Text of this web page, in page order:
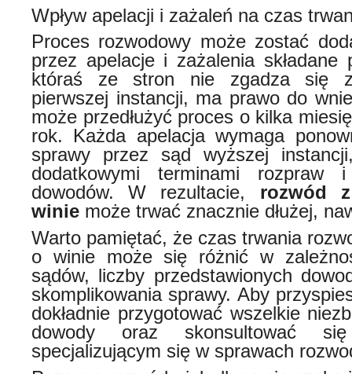
Wpływ apelacji i zażaleń na czas
Proces rozwodowy może zostać
przez apelacje i zażalenia składane
któraś ze stron nie zgadza się
pierwszej instancji, ma prawo do
może przedłużyć proces o kilka
rok. Każda apelacja wymaga
sprawy przez sąd wyższej
dodatkowymi terminami rozpraw
dowodów. W rezultacie, rozwód
winie może trwać znacznie dłużej,
Warto pamiętać, że czas trwania
o winie może się różnić w
sądów, liczby przedstawionych
skomplikowania sprawy. Aby
dokładnie przygotować wszelkie
dowody oraz skonsultować
specjalizującym się w sprawach